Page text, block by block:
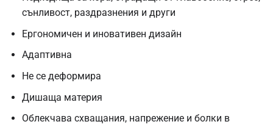
сънливост, раздразнения и други
Ергономичен и иновативен дизайн
Адаптивна
Не се деформира
Дишаща материя
Облекчава схващания, напрежение и болки в